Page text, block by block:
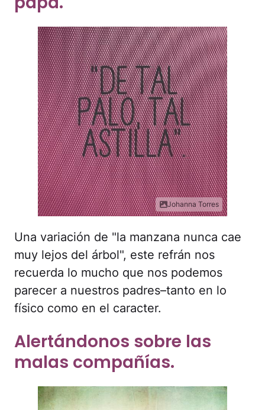
Johanna Torres
Una variación de "la manzana nunca cae
muy lejos del árbol", este refrán nos
recuerda lo mucho que nos podemos
parecer a nuestros padres–tanto en lo
físico como en el caracter.
Alertándonos sobre las
malas compañías.